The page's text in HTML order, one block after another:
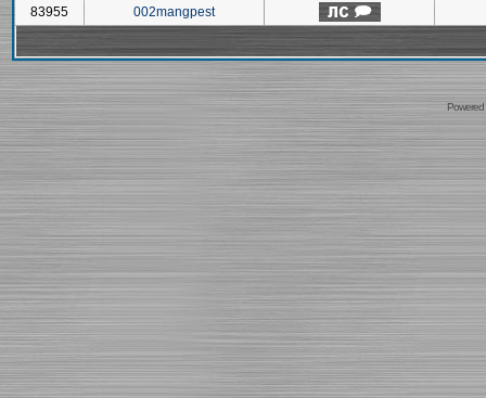
83955
002mangpest